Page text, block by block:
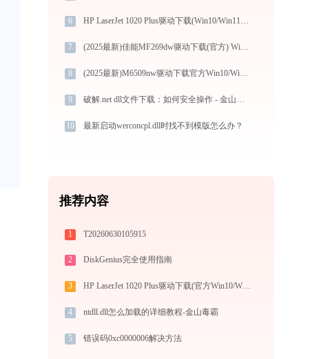
6 HP LaserJet 1020 Plus驱动下载(Win10/Win11)官方安装教程
7 (2025最新)佳能MF269dw驱动下载(官方) Win10/Win11支持
8 (2025最新)M6509nw驱动下载官方Win10/Win11安装指南
9 破解.net dll文件下载：如何安全操作 - 金山毒霸
10 最新启动werconcpl.dll时找不到模版怎么办？
推荐内容
1 T20260630105915
2 DiskGenius完全使用指南
3 HP LaserJet 1020 Plus驱动下载(官方Win10/Win11)
4 ntdll.dll怎么加载的详细教程-金山毒霸
5 错误码0xc0000006解决方法